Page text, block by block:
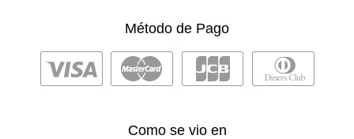
Método de Pago
Como se vio en